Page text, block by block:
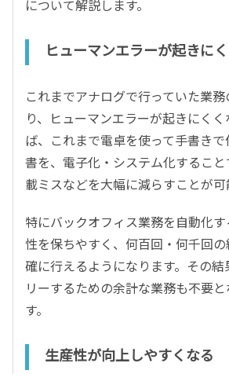
について解説します。
ヒューマンエラーが起きに
これまでアナログで行っていた業
り、ヒューマンエラーが起きにく
ば、これまで電卓を使って手書き
書を、電子化・システム化するこ
載ミスなどを大幅に減らすことが可
特にバックオフィス業務を自動化
性を保ちやすく、何百回・何千回
確に行えるようになります。その
リーするための余計な業務も不要
す。
生産性が向上しやすくなる